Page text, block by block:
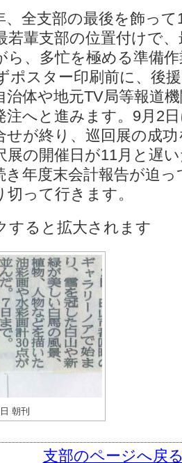
、全支部の最後を飾っ
若輩支部の位置付けで
ら、多忙を極める準備
ポスター印刷前に、後
治体や地元TV局等報道
注へと進みます。9月2
せが終り、巡回展の成
展の開催日が11月と遅
き年度末会計報告が迫
って行きます。
すると拡大されます
朝刊
支部のページへ戻